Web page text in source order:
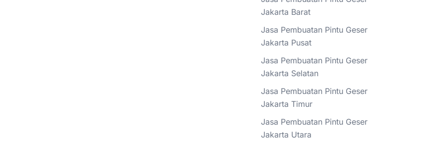
Jakarta Barat
Jasa Pembuatan Pintu Geser
Jakarta Pusat
Jasa Pembuatan Pintu Geser
Jakarta Selatan
Jasa Pembuatan Pintu Geser
Jakarta Timur
Jasa Pembuatan Pintu Geser
Jakarta Utara